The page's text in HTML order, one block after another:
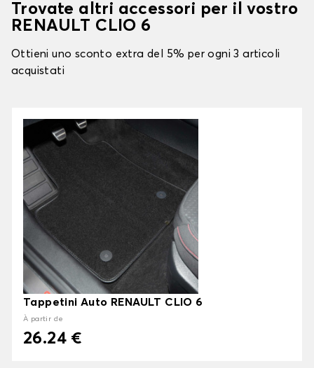
Trovate altri accessori per il vostro
RENAULT CLIO 6
Ottieni uno sconto extra del 5% per ogni 3 articoli
acquistati
Tappetini Auto RENAULT CLIO 6
À partir de
26.24 €